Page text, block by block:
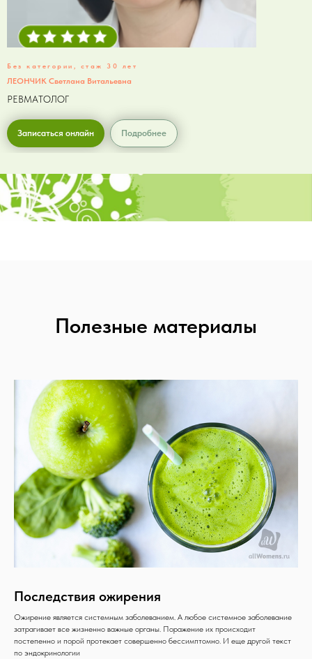
Без категории, стаж 30 лет
ЛЕОНЧИК Светлана Витальевна
РЕВМАТОЛОГ
Записаться онлайн Подробнее
Полезные материалы
Последствия ожирения
Ожирение является системным заболеванием. А любое системное заболевание
затрагивает все жизненно важные органы. Поражение их происходит
постепенно и порой протекает совершенно бессимптомно. И еще другой текст
по эндокринологии